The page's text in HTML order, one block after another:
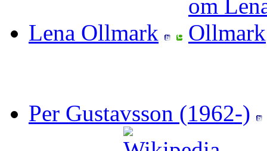
Lena Ollmark
Per Gustavsson (1962-)